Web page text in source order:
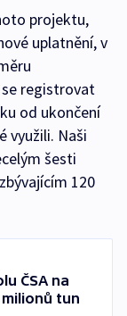
projektu,
uplatnění, v
registrovat
od ukončení
využili. Naši
šesti
120
ČSA na
tun